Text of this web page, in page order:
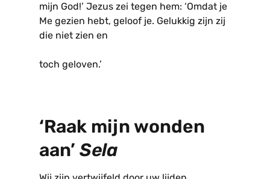
mijn God!’ Jezus zei tegen hem: ‘Omdat je
Me gezien hebt, geloof je. Gelukkig zijn zij
die niet zien en
toch geloven.’
‘Raak mijn wonden
aan’ Sela